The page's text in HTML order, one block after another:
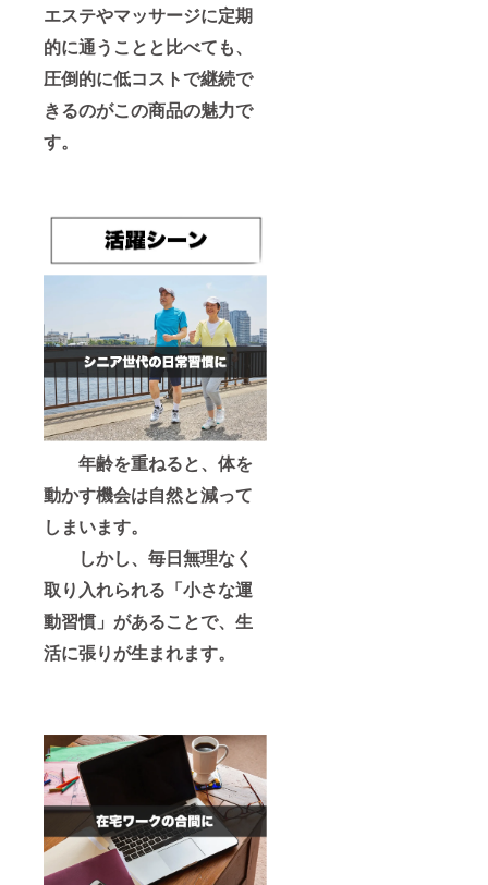
エステやマッサージに定期
的に通うことと比べても、
圧倒的に低コストで継続で
きるのがこの商品の魅力で
す。
年齢を重ねると、体を
動かす機会は自然と減って
しまいます。
しかし、毎日無理なく
取り入れられる「小さな運
動習慣」があることで、生
活に張りが生まれます。